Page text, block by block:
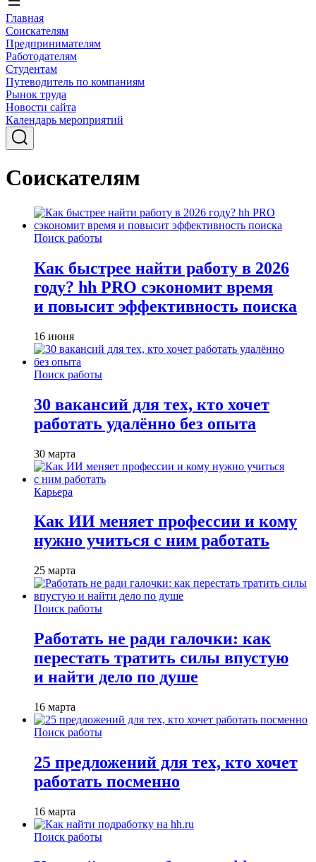
Главная
Соискателям
Предпринимателям
Работодателям
Студентам
Путеводитель по компаниям
Рынок труда
Новости сайта
Календарь мероприятий
Соискателям
Поиск работы
Как быстрее найти работу в 2026
году? hh PRO сэкономит время
и повысит эффективность поиска
16 июня
Поиск работы
30 вакансий для тех, кто хочет
работать удалённо без опыта
30 марта
Карьера
Как ИИ меняет профессии и кому
нужно учиться с ним работать
25 марта
Поиск работы
Работать не ради галочки: как
перестать тратить силы впустую
и найти дело по душе
16 марта
Поиск работы
25 предложений для тех, кто хочет
работать посменно
16 марта
Поиск работы